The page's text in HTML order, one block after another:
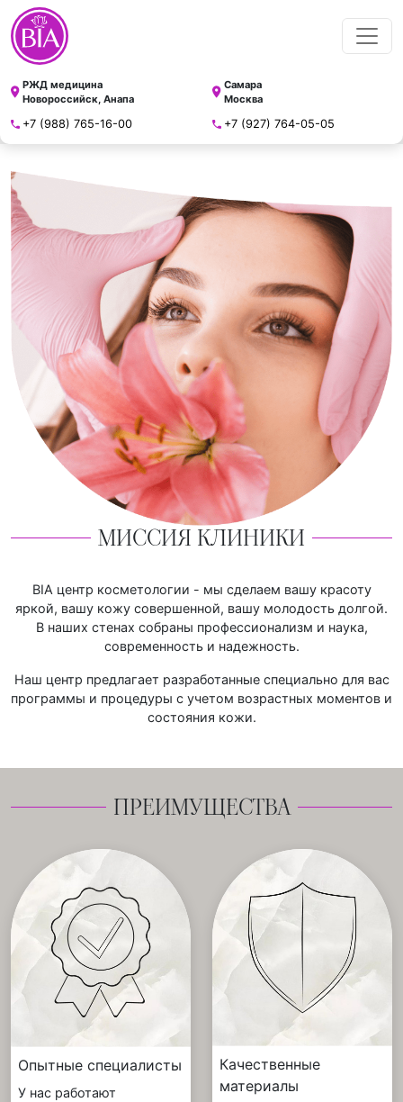
РЖД медицина
Новороссийск, Анапа
+7 (988) 765-16-00
Самара
Москва
+7 (927) 764-05-05
МИССИЯ КЛИНИКИ
BIA центр косметологии - мы сделаем вашу красоту
яркой, вашу кожу совершенной, вашу молодость долгой.
В наших стенах собраны профессионализм и наука,
современность и надежность.
Наш центр предлагает разработанные специально для вас
программы и процедуры с учетом возрастных моментов и
состояния кожи.
ПРЕИМУЩЕСТВА
Опытные специалисты
У нас работают
Качественные
материалы